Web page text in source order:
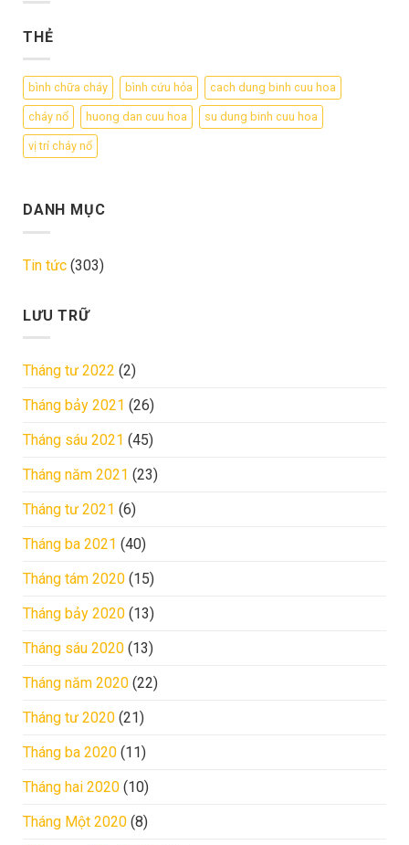
THẺ
bình chữa cháy bình cứu hỏa cach dung binh cuu hoa
cháy nổ huong dan cuu hoa su dung binh cuu hoa
vị trí cháy nổ
DANH MỤC
Tin tức (303)
LƯU TRỮ
Tháng tư 2022 (2)
Tháng bảy 2021 (26)
Tháng sáu 2021 (45)
Tháng năm 2021 (23)
Tháng tư 2021 (6)
Tháng ba 2021 (40)
Tháng tám 2020 (15)
Tháng bảy 2020 (13)
Tháng sáu 2020 (13)
Tháng năm 2020 (22)
Tháng tư 2020 (21)
Tháng ba 2020 (11)
Tháng hai 2020 (10)
Tháng Một 2020 (8)